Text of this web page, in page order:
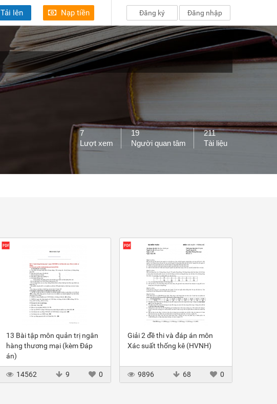
Tải lên Nạp tiền Đăng ký Đăng nhập
7
Lượt xem
19
Người quan tâm
211
Tài liệu
13 Bài tập môn quản trị ngân
hàng thương mại (kèm Đáp
án)
14562 9 0
Giải 2 đề thi và đáp án môn
Xác suất thống kê (HVNH)
9896 68 0